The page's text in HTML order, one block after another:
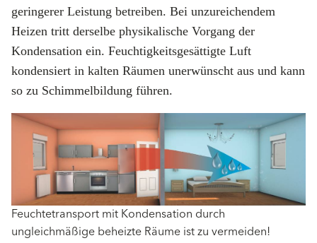
geringerer Leistung betreiben. Bei unzureichendem
Heizen tritt derselbe physikalische Vorgang der
Kondensation ein. Feuchtigkeitsgesättigte Luft
kondensiert in kalten Räumen unerwünscht aus und kann
so zu Schimmelbildung führen.
Feuchtetransport mit Kondensation durch
ungleichmäßige beheizte Räume ist zu vermeiden!